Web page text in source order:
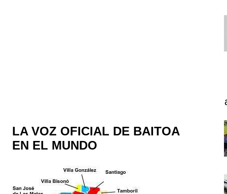
LA VOZ OFICIAL DE BAITOA
EN EL MUNDO